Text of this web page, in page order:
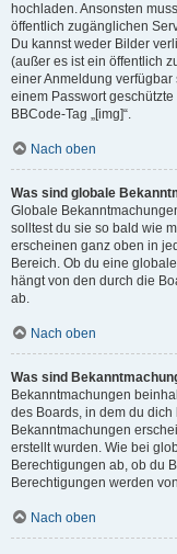
hochladen. Ansonsten
öffentlich zugänglichen
Du kannst weder Bilder
(außer es ist ein öffentlich
einer Anmeldung
einem Passwort
BBCode-Tag „[img]“.
Nach oben
Was sind globale
Globale
solltest du sie so bald wie
erscheinen ganz oben in
Bereich. Ob du eine
hängt von den durch die
ab.
Nach oben
Was sind
Bekanntmachungen
des Boards, in dem du
Bekanntmachungen
erstellt wurden. Wie bei
Berechtigungen ab, ob du
Berechtigungen werden
Nach oben